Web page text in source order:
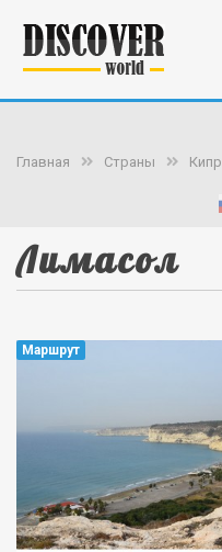
Главная Страны Кипр
Лимасол
Маршрут